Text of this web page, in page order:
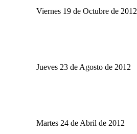
Viernes 19 de Octubre de 2012
Jueves 23 de Agosto de 2012
Martes 24 de Abril de 2012